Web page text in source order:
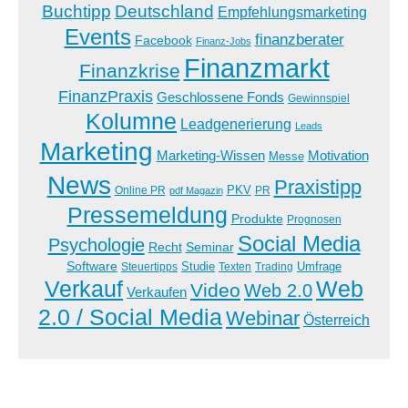
Buchtipp Deutschland Empfehlungsmarketing
Events Facebook Finanz-Jobs finanzberater
Finanzkrise Finanzmarkt
FinanzPraxis Geschlossene Fonds Gewinnspiel
Kolumne Leadgenerierung Leads
Marketing Marketing-Wissen Messe Motivation
News Online PR pdf Magazin PKV PR Praxistipp
Pressemeldung Produkte Prognosen
Psychologie Recht Seminar Social Media
Software Steuertipps Studie Texten Trading Umfrage
Verkauf Verkaufen Video Web 2.0Web
2.0 / Social MediaWebinar Österreich